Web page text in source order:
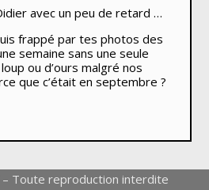
avec un peu de retard …
frappé par tes photos des
semaine sans une seule
ou d’ours malgré nos
que c’était en septembre ?
– Toute reproduction interdite